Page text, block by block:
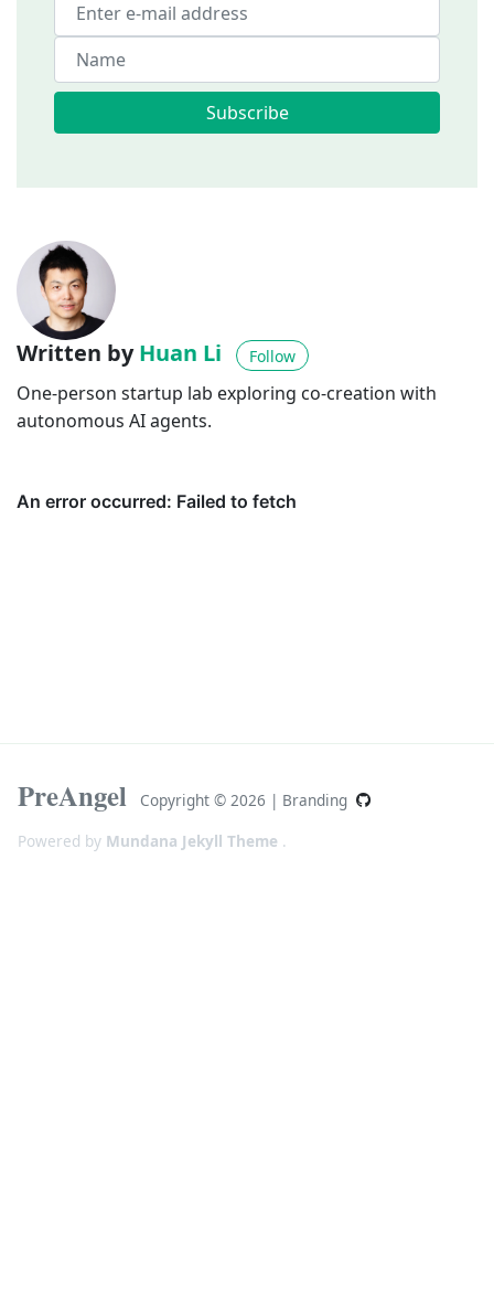
Subscribe
Written byHuan Li Follow
One-person startup lab exploring co-creation with
autonomous AI agents.
PreAngel Copyright © 2026 | Branding
Powered by Mundana Jekyll Theme .